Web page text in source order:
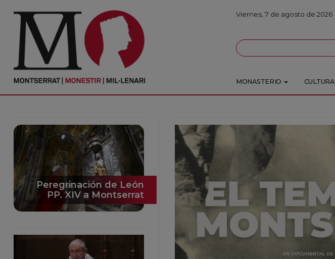
PORTADA
Monasterio
Actualidad
Fundación
Visítanos
Ofrendas
Viernes, 7 de agosto de 2026
MONASTERIO CULTURA
Peregrinación de León
PP. XIV a Montserrat